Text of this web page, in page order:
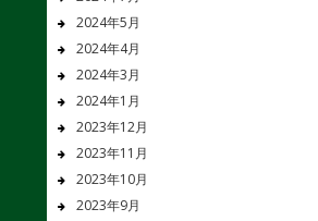
2024年5月
2024年4月
2024年3月
2024年1月
2023年12月
2023年11月
2023年10月
2023年9月